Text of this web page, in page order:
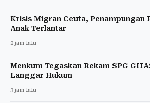
Krisis Migran Ceuta, Penampungan
Anak Terlantar
2 jam lalu
Menkum Tegaskan Rekam SPG
Langgar Hukum
3 jam lalu